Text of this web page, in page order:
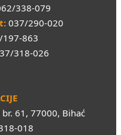
338-079
037/290-020
863
318-026
br. 61, 77000, Bihać
018